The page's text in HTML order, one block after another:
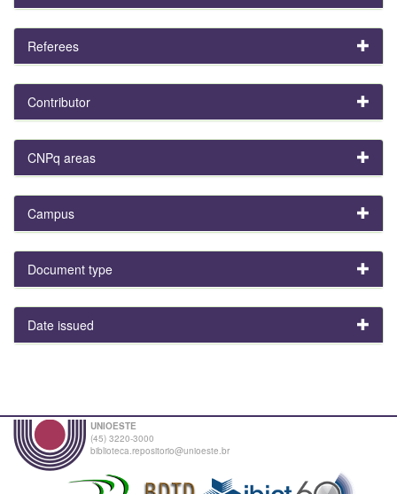
Referees
Contributor
CNPq areas
Campus
Document type
Date issued
UNIOESTE
(45) 3220-3000
biblioteca.repositorio@unioeste.br